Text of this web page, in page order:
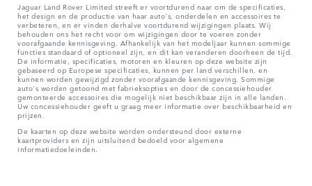
Jaguar Land Rover Limited streeft er voortdurend naar om de specificaties,
het design en de productie van haar auto's, onderdelen en accessoires te
verbeteren, en er vinden derhalve voortdurend wijzigingen plaats. Wij
behouden ons het recht voor om wijzigingen door te voeren zonder
voorafgaande kennisgeving. Afhankelijk van het modeljaar kunnen sommige
functies standaard of optioneel zijn, en dit kan veranderen doorheen de tijd.
De informatie, specificaties, motoren en kleuren op deze website zijn
gebaseerd op Europese specificaties, kunnen per land verschillen, en
kunnen worden gewijzigd zonder voorafgaande kennisgeving. Sommige
auto's worden getoond met fabrieksopties en door de concessiehouder
gemonteerde accessoires die mogelijk niet beschikbaar zijn in alle landen.
Uw concessiehouder geeft u graag meer informatie over beschikbaarheid en
prijzen.
De kaarten op deze website worden ondersteund door externe
kaartproviders en zijn uitsluitend bedoeld voor algemene
informatiedoeleinden.